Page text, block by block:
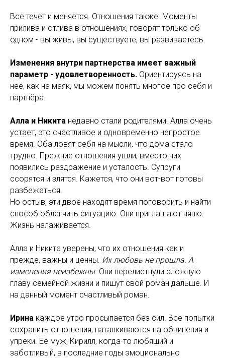
Все течет и меняется. Отношения также. Моменты
прилива и отлива в отношениях, говорят только об
одном - вы живы, вы существуете, вы развиваетесь.
Изменения внутри партнерства имеет важный
параметр - удовлетворенность. Ориентируясь на
неё, как на маяк, мы можем понять многое про себя и
партнёра.
Алла и Никита недавно стали родителями. Алла очень
устает, это счастливое и одновременно непростое
время. Оба ловят себя на мысли, что дома стало
трудно. Прежние отношения ушли, вместо них
появились раздражение и усталость. Супруги
ссорятся и злятся. Кажется, что они вот-вот готовы
разбежаться.
Но остыв, эти двое находят время поговорить и найти
способ облегчить ситуацию. Они приглашают няню.
Жизнь налаживается.
Алла и Никита уверены, что их отношения как и
прежде, важны и ценны. Их любовь не прошла. А
изменения неизбежны. Они перелистнули сложную
главу семейной жизни и пишут свой роман дальше. И
на данный момент счастливый роман.
Ирина каждое утро просыпается без сил. Все попытки
сохранить отношения, наталкиваются на обвинения и
упреки. Её муж, Кирилл, когда-то любящий и
заботливый, в последние годы эмоционально